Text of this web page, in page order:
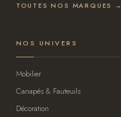
TOUTES NOS MARQUES →
NOS UNIVERS
Mobilier
Canapés & Fauteuils
Décoration